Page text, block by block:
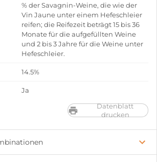
% der Savagnin-Weine, die wie der
Vin Jaune unter einem Hefeschleier
reifen; die Reifezeit beträgt 15 bis 36
Monate für die aufgefüllten Weine
und 2 bis 3 Jahre für die Weine unter
Hefeschleier.
14.5%
Ja
Datenblatt
drucken